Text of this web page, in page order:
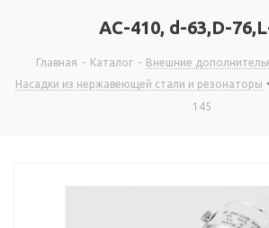
AC-410, d-63,D-
Главная - Каталог - Внешние
Насадки из нержавеющей стали и резонаторы
145